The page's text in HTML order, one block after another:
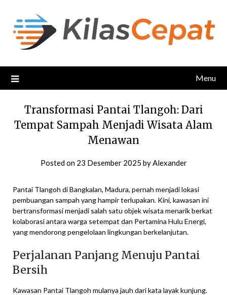
content
Menu
Transformasi Pantai Tlangoh: Dari
Tempat Sampah Menjadi Wisata Alam
Menawan
Posted on 23 Desember 2025 byAlexander
Pantai Tlangoh di Bangkalan, Madura, pernah menjadi lokasi
pembuangan sampah yang hampir terlupakan. Kini, kawasan ini
bertransformasi menjadi salah satu objek wisata menarik berkat
kolaborasi antara warga setempat dan Pertamina Hulu Energi,
yang mendorong pengelolaan lingkungan berkelanjutan.
Perjalanan Panjang Menuju Pantai
Bersih
Kawasan Pantai Tlangoh mulanya jauh dari kata layak kunjung.